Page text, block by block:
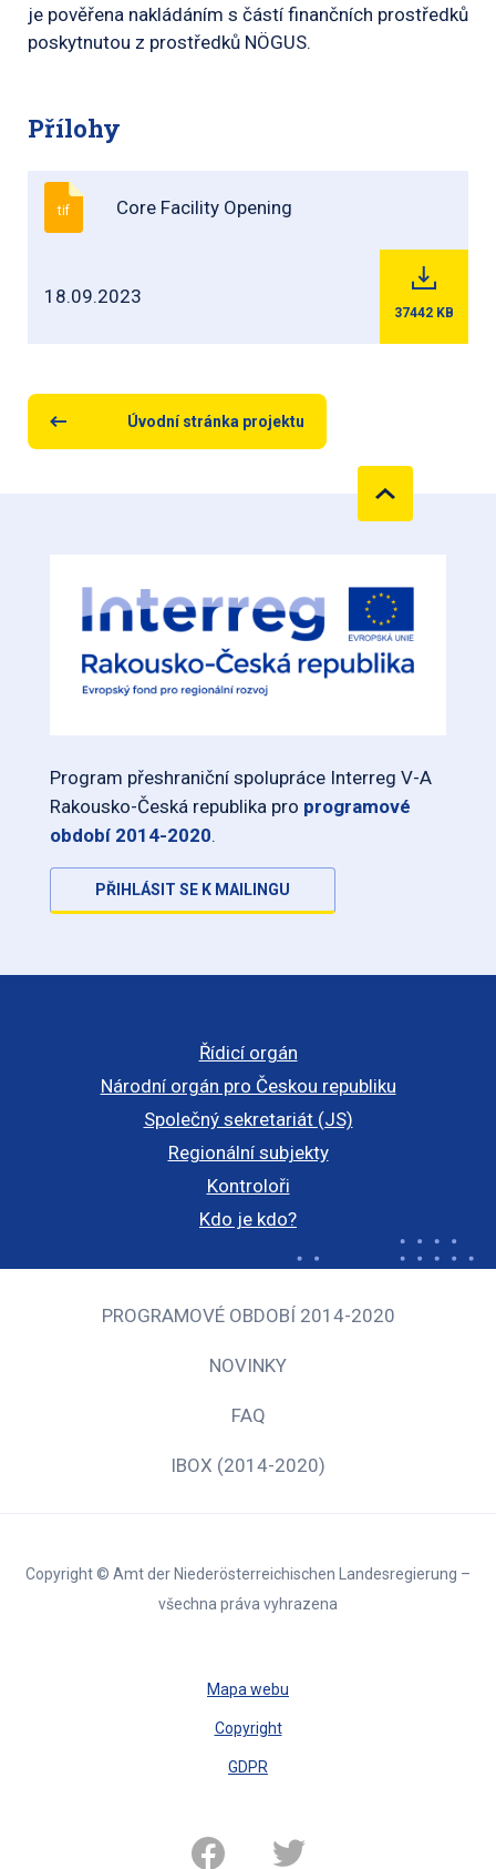
je pověřena nakládáním s částí finančních prostředků
poskytnutou z prostředků NÖGUS.
Přílohy
tif Core Facility Opening
18.09.2023
37442 KB
Úvodní stránka projektu
Program přeshraniční spolupráce Interreg V-A
Rakousko-Česká republika pro programové
období 2014-2020.
PŘIHLÁSIT SE K MAILINGU
Řídicí orgán
Národní orgán pro Českou republiku
Společný sekretariát (JS)
Regionální subjekty
Kontroloři
Kdo je kdo?
PROGRAMOVÉ OBDOBÍ 2014-2020
NOVINKY
FAQ
IBOX (2014-2020)
Copyright © Amt der Niederösterreichischen Landesregierung –
všechna práva vyhrazena
Mapa webu
Copyright
GDPR